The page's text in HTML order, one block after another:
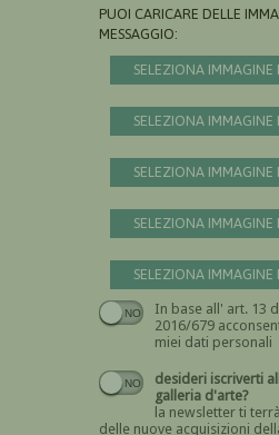
PUOI CARICARE DELLE
MESSAGGIO:
SELEZIONA IMMAGINE
SELEZIONA IMMAGINE
SELEZIONA IMMAGINE
SELEZIONA IMMAGINE
SELEZIONA IMMAGINE
In base all' art. 13
2016/679 acconsento al
miei dati personali
desideri iscriverti alla
galleria d'arte?
la newsletter ti
delle nuove acquisizioni